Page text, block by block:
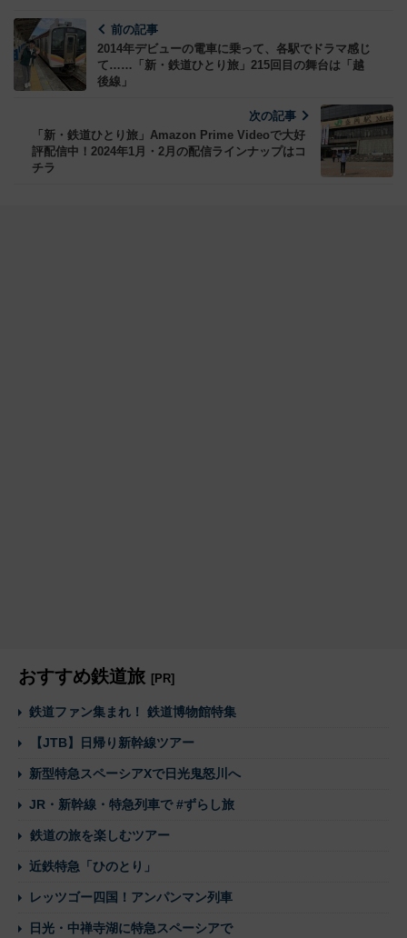
前の記事
2014年デビューの電車に乗って、各駅でドラマ感じ
て……「新・鉄道ひとり旅」215回目の舞台は「越
後線」
次の記事
「新・鉄道ひとり旅」Amazon Prime Videoで大好
評配信中！2024年1月・2月の配信ラインナップはコ
チラ
おすすめ鉄道旅 [PR]
鉄道ファン集まれ！ 鉄道博物館特集
【JTB】日帰り新幹線ツアー
新型特急スペーシアXで日光鬼怒川へ
JR・新幹線・特急列車で #ずらし旅
鉄道の旅を楽しむツアー
近鉄特急「ひのとり」
レッツゴー四国！アンパンマン列車
日光・中禅寺湖に特急スペーシアで